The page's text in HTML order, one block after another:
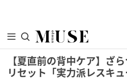
【夏直前の背中ケア】ざ
リセット「実力派レスキ